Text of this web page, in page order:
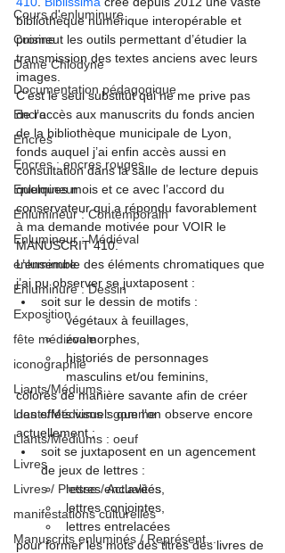
Cours d'enluminure
Cuisine
Dame Chlodyne
Documentation pédagogique
Encre
Encres
Encres : encres rouges
Enlumineur
Enlumineur : Contemporain
Enlumineur : Médiéval
enluminure
Enluminure : Dessin
Exposition
fête médiévale
iconographie
Liants/Médiums
Liants/Médiums : gomme
Liants/Médiums : oeuf
Livres
Livres / Presse / Actualités
manifestations culturelles
Manuscrits enluminés / Représent...
bibliothèque numérique interopérable et
promeut les outils permettant d’étudier la
transmission des textes anciens avec leurs
images.
C’est le seul substitut qui ne me prive pas
de l’accès aux manuscrits du fonds ancien
de la bibliothèque municipale de Lyon,
fonds auquel j’ai enfin accès aussi en
consultation dans la salle de lecture depuis
quelques mois et ce avec l’accord du
conservateur qui a répondu favorablement
à ma demande motivée pour VOIR le
MANUSCRIT 410.
L’ensemble des éléments chromatiques que
j’ai pu observer se juxtaposent :
soit sur le dessin de motifs :
végétaux à feuillages,
zoomorphes,
historiés de personnages
masculins et/ou feminins,
colorés de manière savante afin de créer
des effets visuels que l’on observe encore
actuellement ;
soit se juxtaposent en un agencement
de jeux de lettres :
lettres enclavées,
lettres conjointes,
lettres entrelacées
pour former les mots des titres des livres de